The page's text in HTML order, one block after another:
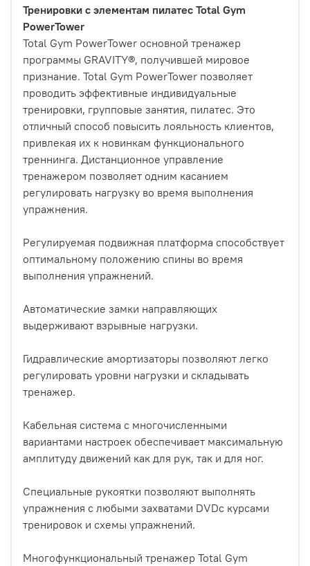
Тренировки с элементам пилатес Total Gym
PowerTower
Total Gym PowerTower основной тренажер
программы GRAVITY®, получившей мировое
признание. Total Gym PowerTower позволяет
проводить эффективные индивидуальные
тренировки, групповые занятия, пилатес. Это
отличный способ повысить лояльность клиентов,
привлекая их к новинкам функционального
треннинга. Дистанционное управление
тренажером позволяет одним касанием
регулировать нагрузку во время выполнения
упражнения.
Регулируемая подвижная платформа способствует
оптимальному положению спины во время
выполнения упражнений.
Автоматические замки направляющих
выдерживают взрывные нагрузки.
Гидравлические амортизаторы позволяют легко
регулировать уровни нагрузки и складывать
тренажер.
Кабельная система с многочисленными
вариантами настроек обеспечивает максимальную
амплитуду движений как для рук, так и для ног.
Специальные рукоятки позволяют выполнять
упражнения с любыми захватами DVDс курсами
тренировок и схемы упражнений.
Многофункциональный тренажер Total Gym